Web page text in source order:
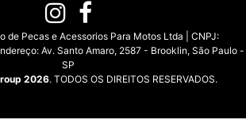
de Pecas e Acessorios Para Motos Ltda | CNPJ:
Av. Santo Amaro, 2587 - Brooklin, São Paulo -
SP
2026. TODOS OS DIREITOS RESERVADOS.